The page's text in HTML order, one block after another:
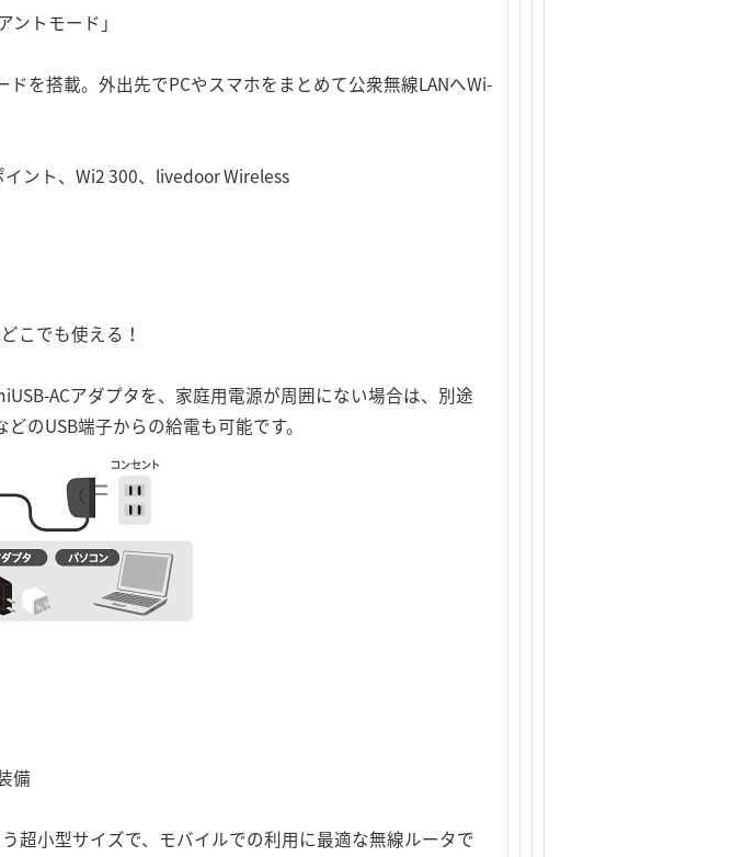
トモード」
を搭載。外出先でPCやスマホをまとめて公衆無線LANへWi-
イント、Wi2 300、livedoor Wireless
こでも使える！
ACアダプタを、家庭用電源が周囲にない場合は、別途
のUSB端子からの給電も可能です。
備
小型サイズで、モバイルでの利用に最適な無線ルータで